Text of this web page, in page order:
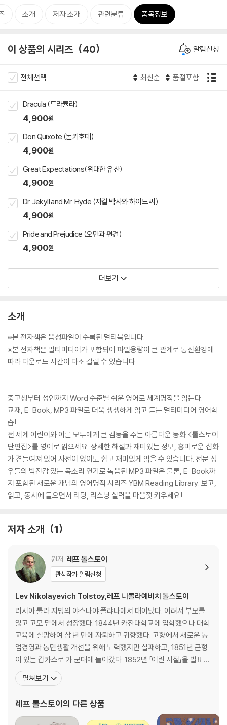
소개 저자 소개 관련분류 품목정보
이 상품의 시리즈 40 알림신청
전체선택 최신순 품절포함
Dracula (드라큘라)
4,900원
Don Quixote (돈키호테)
4,900원
Great Expectations(위대한 유산)
4,900원
Dr. Jekyll and Mr. Hyde (지킬 박사와 하이드 씨)
4,900원
Pride and Prejudice (오만과 편견)
4,900원
더보기
소개
※본 전자책은 음성파일이 수록된 멀티북입니다.
※본 전자책은 멀티미디어가 포함되어 파일용량이 큰 관계로 통신환경에
따라 다운로드 시간이 다소 걸릴 수 있습니다.
중고생부터 성인까지 Word 수준별 쉬운 영어로 세계명작을 읽는다.
교재, E-Book, MP3 파일로 더욱 생생하게 읽고 듣는 멀티미디어 영어학
습!
전 세계 어린이와 어른 모두에게 큰 감동을 주는 아름다운 동화 <톨스토이
단편집>를 영어로 읽으세요. 상세한 해설과 재미있는 정보, 흥미로운 삽화
가 곁들여져 있어 사전이 없이도 쉽고 재미있게 읽을 수 있습니다. 전문 성
우들의 박진감 있는 목소리 연기로 녹음된 MP3 파일은 물론, E-Book까
지 포함된 새로운 개념의 영어명작 시리즈 YBM Reading Library. 보고,
읽고, 동시에 들으면서 리딩, 리스닝 실력을 마음껏 키우세요!
저자 소개 1
원저 레프 톨스토이
관심작가 알림신청
Lev Nikolayevich Tolstoy,레프 니콜라예비치 톨스토이
러시아 툴라 지방의 야스나야 폴랴나에서 태어났다. 어려서 부모를
잃고 고모 밑에서 성장했다. 1844년 카잔대학교에 입학했으나 대학
교육에 실망하여 삼 년 만에 자퇴하고 귀향했다. 고향에서 새로운 농
업경영과 농민생활 개선을 위해 노력했지만 실패하고, 1851년 큰형
이 있는 캅카스로 가 군대에 들어갔다. 1852년 「어린 시절」을 발표하
고, 네크라소프의 추천으로 잡지 〈동시대인〉에 익명으로 연재를 시작
하면서 왕성한 창작활동을 하는 한편, 농업경영과 교육활동에도 매
과 평화』 『안나 카레니나』 등의 대작을 집필하
펼쳐보기
레프 톨스토이 의 다른 상품